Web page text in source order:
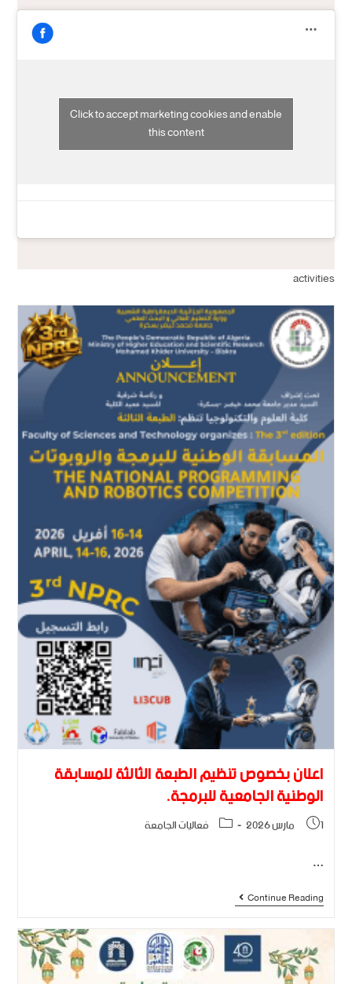
Click to accept marketing cookies and enable
this content
activities
اعلان بخصوص تنظيم الطبعة الثالثة للمسابقة
الوطنية الجامعية للبرمجة.
1 مارس 2026
فعاليات الجامعة
…
Continue Reading